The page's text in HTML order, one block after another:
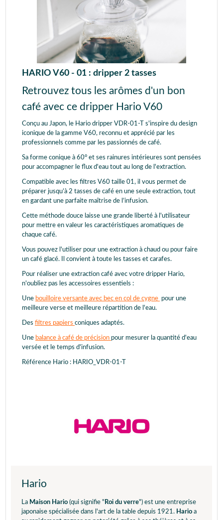
HARIO V60 - 01 : dripper 2 tasses
Retrouvez tous les arômes d'un bon
café avec ce dripper Hario V60
Conçu au Japon, le Hario dripper VDR-01-T s'inspire du design
iconique de la gamme V60, reconnu et apprécié par les
professionnels comme par les passionnés de café.
Sa forme conique à 60° et ses rainures intérieures sont pensées
pour accompagner le flux d'eau tout au long de l'extraction.
Compatible avec les filtres V60 taille 01, il vous permet de
préparer jusqu’à 2 tasses de café en une seule extraction, tout
en gardant une parfaite maîtrise de l’infusion.
Cette méthode douce laisse une grande liberté à l'utilisateur
pour mettre en valeur les caractéristiques aromatiques de
chaque café.
Vous pouvez l'utiliser pour une extraction à chaud ou pour faire
un café glacé. Il convient à toute les tasses et carafes.
Pour réaliser une extraction café avec votre dripper Hario,
n'oubliez pas les accessoires essentiels :
Une bouilloire versante avec bec en col de cygne pour une
meilleure verse et meilleure répartition de l'eau.
Des filtres papiers coniques adaptés.
Une balance à café de précision pour mesurer la quantité d'eau
versée et le temps d'infusion.
Référence Hario : HARIO_VDR-01-T
Hario
La Maison Hario (qui signifie " Roi du verre") est une entreprise
japonaise spécialisée dans l'art de la table depuis 1921. Hario a